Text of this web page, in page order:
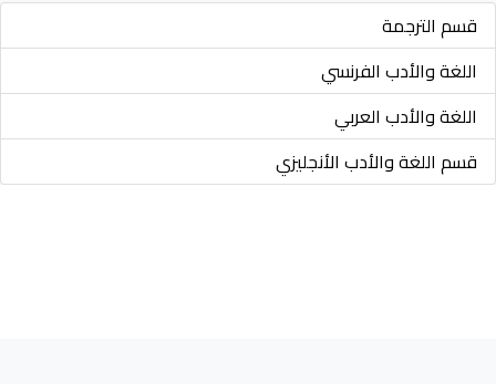
قسم الترجمة
اللغة والأدب الفرنسي
اللغة والأدب العربي
قسم اللغة والأدب الأنجليزي